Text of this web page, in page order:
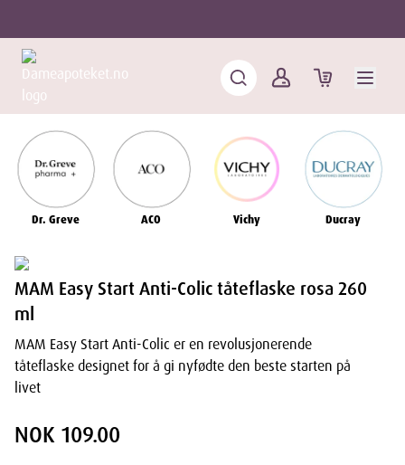
Dr. Greve ACO Vichy Ducray
MAM Easy Start Anti-Colic tåteflaske rosa 260
ml
MAM Easy Start Anti-Colic er en revolusjonerende
tåteflaske designet for å gi nyfødte den beste starten på
livet
NOK 109.00